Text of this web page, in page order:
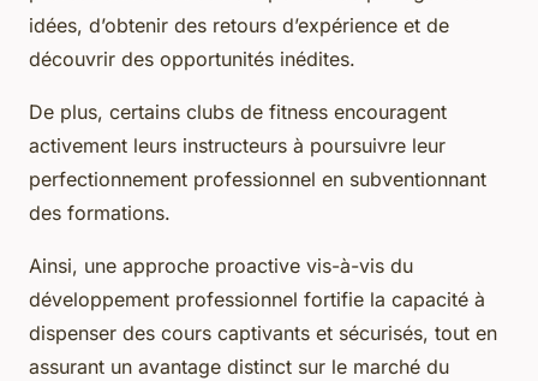
idées, d’obtenir des retours d’expérience et de
découvrir des opportunités inédites.
De plus, certains clubs de fitness encouragent
activement leurs instructeurs à poursuivre leur
perfectionnement professionnel en subventionnant
des formations.
Ainsi, une approche proactive vis-à-vis du
développement professionnel fortifie la capacité à
dispenser des cours captivants et sécurisés, tout en
assurant un avantage distinct sur le marché du